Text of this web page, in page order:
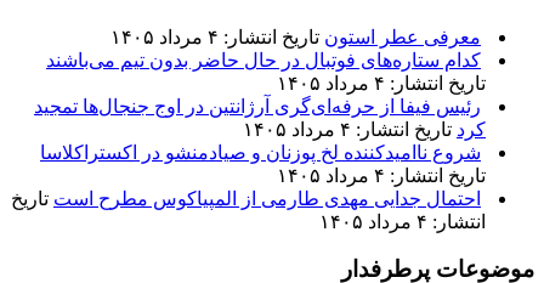
معرفی عطر استون تاریخ انتشار: ۴ مرداد ۱۴۰۵
کدام ستاره‌های فوتبال در حال حاضر بدون تیم می‌باشند
تاریخ انتشار: ۴ مرداد ۱۴۰۵
رئیس فیفا از حرفه‌ای‌گری آرژانتین در اوج جنجال‌ها تمجید
کرد تاریخ انتشار: ۴ مرداد ۱۴۰۵
شروع ناامیدکننده لخ پوزنان و صیادمنشو در اکستراکلاسا
تاریخ انتشار: ۴ مرداد ۱۴۰۵
احتمال جدایی مهدی طارمی از المپیاکوس مطرح است تاریخ
انتشار: ۴ مرداد ۱۴۰۵
موضوعات پرطرفدار